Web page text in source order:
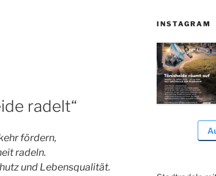
radelt“
fördern,
radeln.
und Lebensqualität.
INSTAGRAM